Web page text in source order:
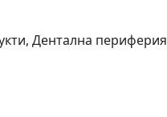
,Дентална периферия